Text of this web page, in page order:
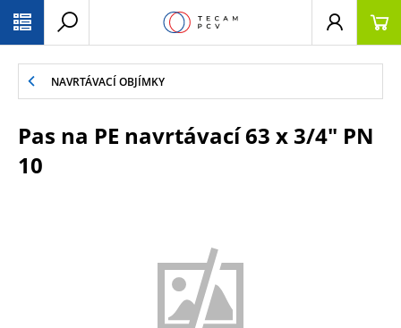
NAVRTÁVACÍ OBJÍMKY
Pas na PE navrtávací 63 x 3/4" PN
10